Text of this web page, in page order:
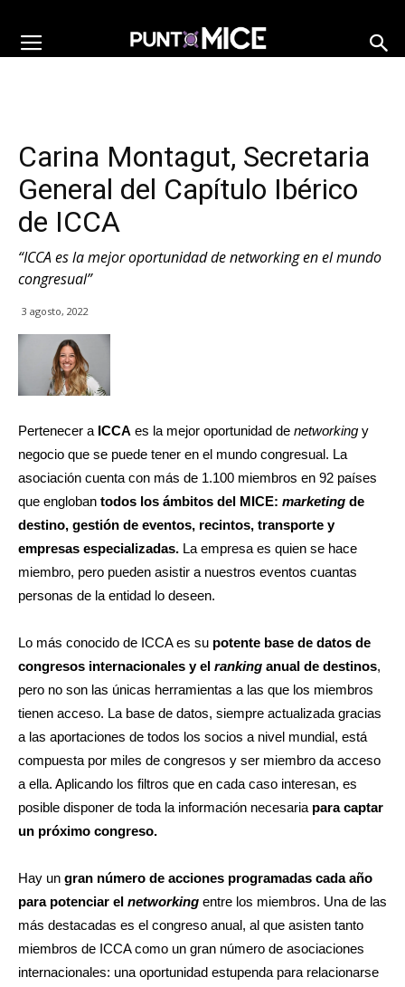
Carina Montagut, Secretaria
General del Capítulo Ibérico
de ICCA
“ICCA es la mejor oportunidad de networking en el mundo
congresual”
3 agosto, 2022
Pertenecer a ICCA es la mejor oportunidad de networking y
negocio que se puede tener en el mundo congresual. La
asociación cuenta con más de 1.100 miembros en 92 países
que engloban todos los ámbitos del MICE: marketing de
destino, gestión de eventos, recintos, transporte y
empresas especializadas. La empresa es quien se hace
miembro, pero pueden asistir a nuestros eventos cuantas
personas de la entidad lo deseen.
Lo más conocido de ICCA es su potente base de datos de
congresos internacionales y el ranking anual de destinos,
pero no son las únicas herramientas a las que los miembros
tienen acceso. La base de datos, siempre actualizada gracias
a las aportaciones de todos los socios a nivel mundial, está
compuesta por miles de congresos y ser miembro da acceso
a ella. Aplicando los filtros que en cada caso interesan, es
posible disponer de toda la información necesaria para captar
un próximo congreso.
Hay un gran número de acciones programadas cada año
para potenciar el networking entre los miembros. Una de las
más destacadas es el congreso anual, al que asisten tanto
miembros de ICCA como un gran número de asociaciones
internacionales: una oportunidad estupenda para relacionarse